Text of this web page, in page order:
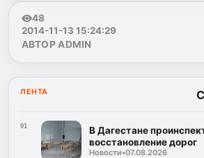
48
2014-11-13 15:24:29
АВТОР ADMIN
ЛЕНТА
01
В Дагестане
восстановление дорог
Новости•07.08.2026